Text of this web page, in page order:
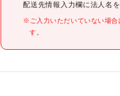
●端
配送先情報入力欄に法人名
※ご入力いただいていない場合
す。